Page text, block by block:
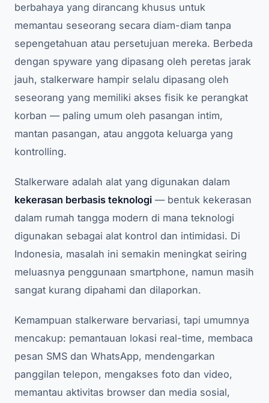
berbahaya yang dirancang khusus untuk
memantau seseorang secara diam-diam tanpa
sepengetahuan atau persetujuan mereka. Berbeda
dengan spyware yang dipasang oleh peretas jarak
jauh, stalkerware hampir selalu dipasang oleh
seseorang yang memiliki akses fisik ke perangkat
korban — paling umum oleh pasangan intim,
mantan pasangan, atau anggota keluarga yang
kontrolling.
Stalkerware adalah alat yang digunakan dalam
kekerasan berbasis teknologi — bentuk kekerasan
dalam rumah tangga modern di mana teknologi
digunakan sebagai alat kontrol dan intimidasi. Di
Indonesia, masalah ini semakin meningkat seiring
meluasnya penggunaan smartphone, namun masih
sangat kurang dipahami dan dilaporkan.
Kemampuan stalkerware bervariasi, tapi umumnya
mencakup: pemantauan lokasi real-time, membaca
pesan SMS dan WhatsApp, mendengarkan
panggilan telepon, mengakses foto dan video,
memantau aktivitas browser dan media sosial,